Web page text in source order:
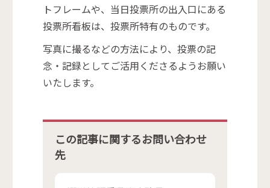
トフレームや、当日投票所の出入口にある
投票所看板は、投票所特有のものです。
写真に撮るなどの方法により、投票の記
念・記録としてご活用くださるようお願い
いたします。
この記事に関するお問い合わせ
先